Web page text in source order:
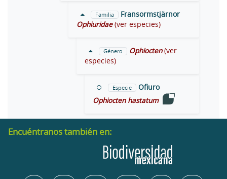
Familia
Fransormstjärnor
Ophiuridae (ver especies)
Género Ophiocten (ver
especies)
Especie
Ofiuro
Ophiocten hastatum
Encuéntranos también en: